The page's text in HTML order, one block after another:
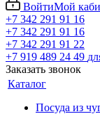
ВойтиМой
+7 342 291 91 16
+7 342 291 91 16
+7 342 291 91 22
+7 919 489 24 49
Заказать звонок
Каталог
Посуда из